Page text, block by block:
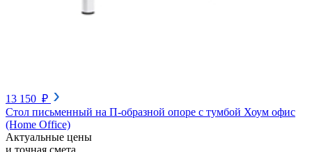
13 150 ₽
Стол письменный на П-образной опоре с тумбой Хоум офис
(Home Office)
Актуальные цены
и точная смета